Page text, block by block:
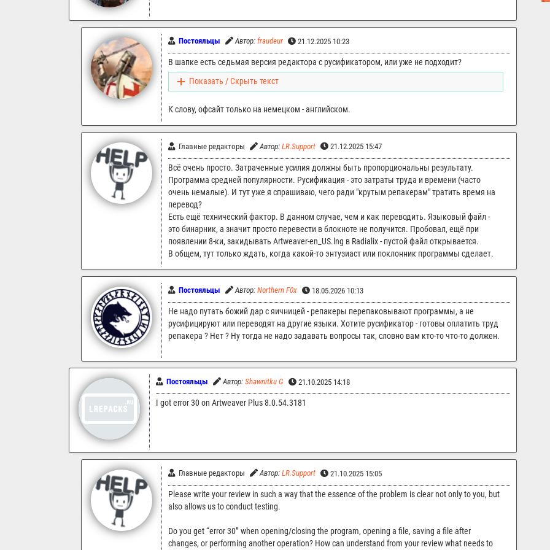
Постояльцы Автор: fraudeur 21.12.2025 10:23
В шапке есть седьмая версия редактора с русификатором, или уже не подходит?
Показать / Скрыть текст
К слову, офсайт только на немецком - английском.
Главные редакторы Автор: LR.Support 21.12.2025 15:47
Всё очень просто. Затраченные усилия должны быть пропорциональны результату.
Программа средней популярности. Русификация - это затраты труда и времени (часто
очень немалые). И тут уже я спрашиваю, чего ради "крутым репакерам" тратить время на
перевод?
Есть ещё технический фактор. В данном случае, чем и как переводить. Языковый файл -
это бинарник, а значит просто перевести в блокноте не получится. Пробовал, ещё при
появлении 8-ки, закидывать Artweaver-en_US.lng в Radialix - пустой файл открывается.
В общем, тут только ждать, когда какой-то энтузиаст или поклонник программы сделает.
Постояльцы Автор: Northern F0x 18.05.2026 10:13
Не надо путать божий дар с яичницей - репакеры перепаковывают программы, а не
русифицируют или переводят на другие языки. Хотите русификатор - готовы оплатить труд
репакера ? Нет ? Ну тогда не надо задавать вопросы так, словно вам кто-то что-то должен.
Постояльцы Автор: Shawnitku G 21.10.2025 14:18
I got error 30 on Artweaver Plus 8.0.54.3181
Главные редакторы Автор: LR.Support 21.10.2025 15:05
Please write your review in such a way that the essence of the problem is clear not only to you, but
also allows us to conduct testing.
Do you get “error 30” when opening/closing the program, opening a file, saving a file after
changes, or performing another operation? How can understand from your review what needs to